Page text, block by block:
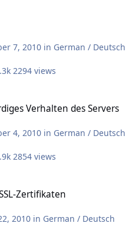
7, 2010 in German / Deutsch
2294 views
Verhalten des Servers
4, 2010 in German / Deutsch
2854 views
Zertifikaten
2010 in German / Deutsch